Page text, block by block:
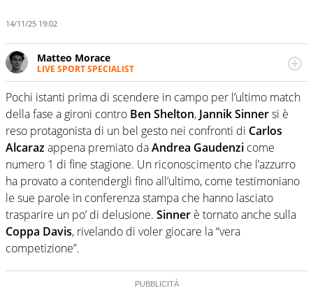
14/11/25 19:02
Matteo Morace
LIVE SPORT SPECIALIST
La multimedialità quale approccio personale e
professionale. Ama raccontare lo sport focalizzando ogni
attenzione sul tempo reale: la verità della dirette non
sono opinioni ma fatti
Pochi istanti prima di scendere in campo per l’ultimo match
della fase a gironi contro Ben Shelton, Jannik Sinnersi è
reso protagonista di un bel gesto nei confronti di Carlos
Alcarazappena premiato daAndrea Gaudenzi come
numero 1 di fine stagione. Un riconoscimento che l’azzurro
ha provato a contendergli fino all’ultimo, come testimoniano
le sue parole in conferenza stampa che hanno lasciato
trasparire un po’ di delusione. Sinner è tornato anche sulla
Coppa Davis, rivelando di voler giocare la “vera
competizione”.